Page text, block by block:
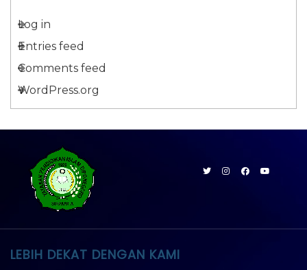
Log in
Entries feed
Comments feed
WordPress.org
LEBIH DEKAT DENGAN KAMI